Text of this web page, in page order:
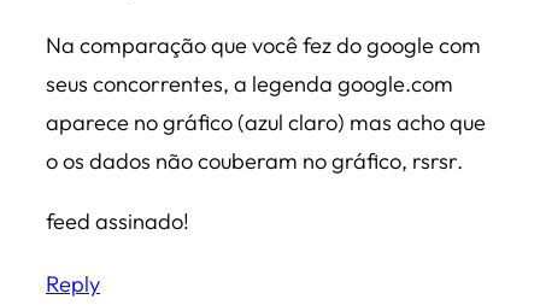
Na comparação que você fez do google com
seus concorrentes, a legenda google.com
aparece no gráfico (azul claro) mas acho que
o os dados não couberam no gráfico, rsrsr.
feed assinado!
Reply